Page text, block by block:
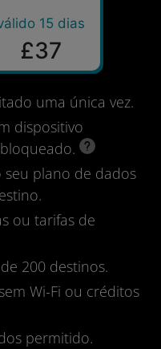
15 dias
£37
uma única vez.
dispositivo
seu plano de dados
ou tarifas de
200 destinos.
Wi-Fi ou créditos
permitido.